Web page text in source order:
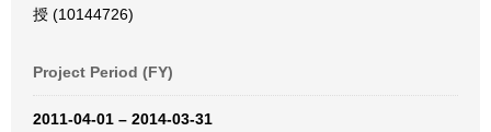
授 (10144726)
Project Period (FY)
2011-04-01 – 2014-03-31